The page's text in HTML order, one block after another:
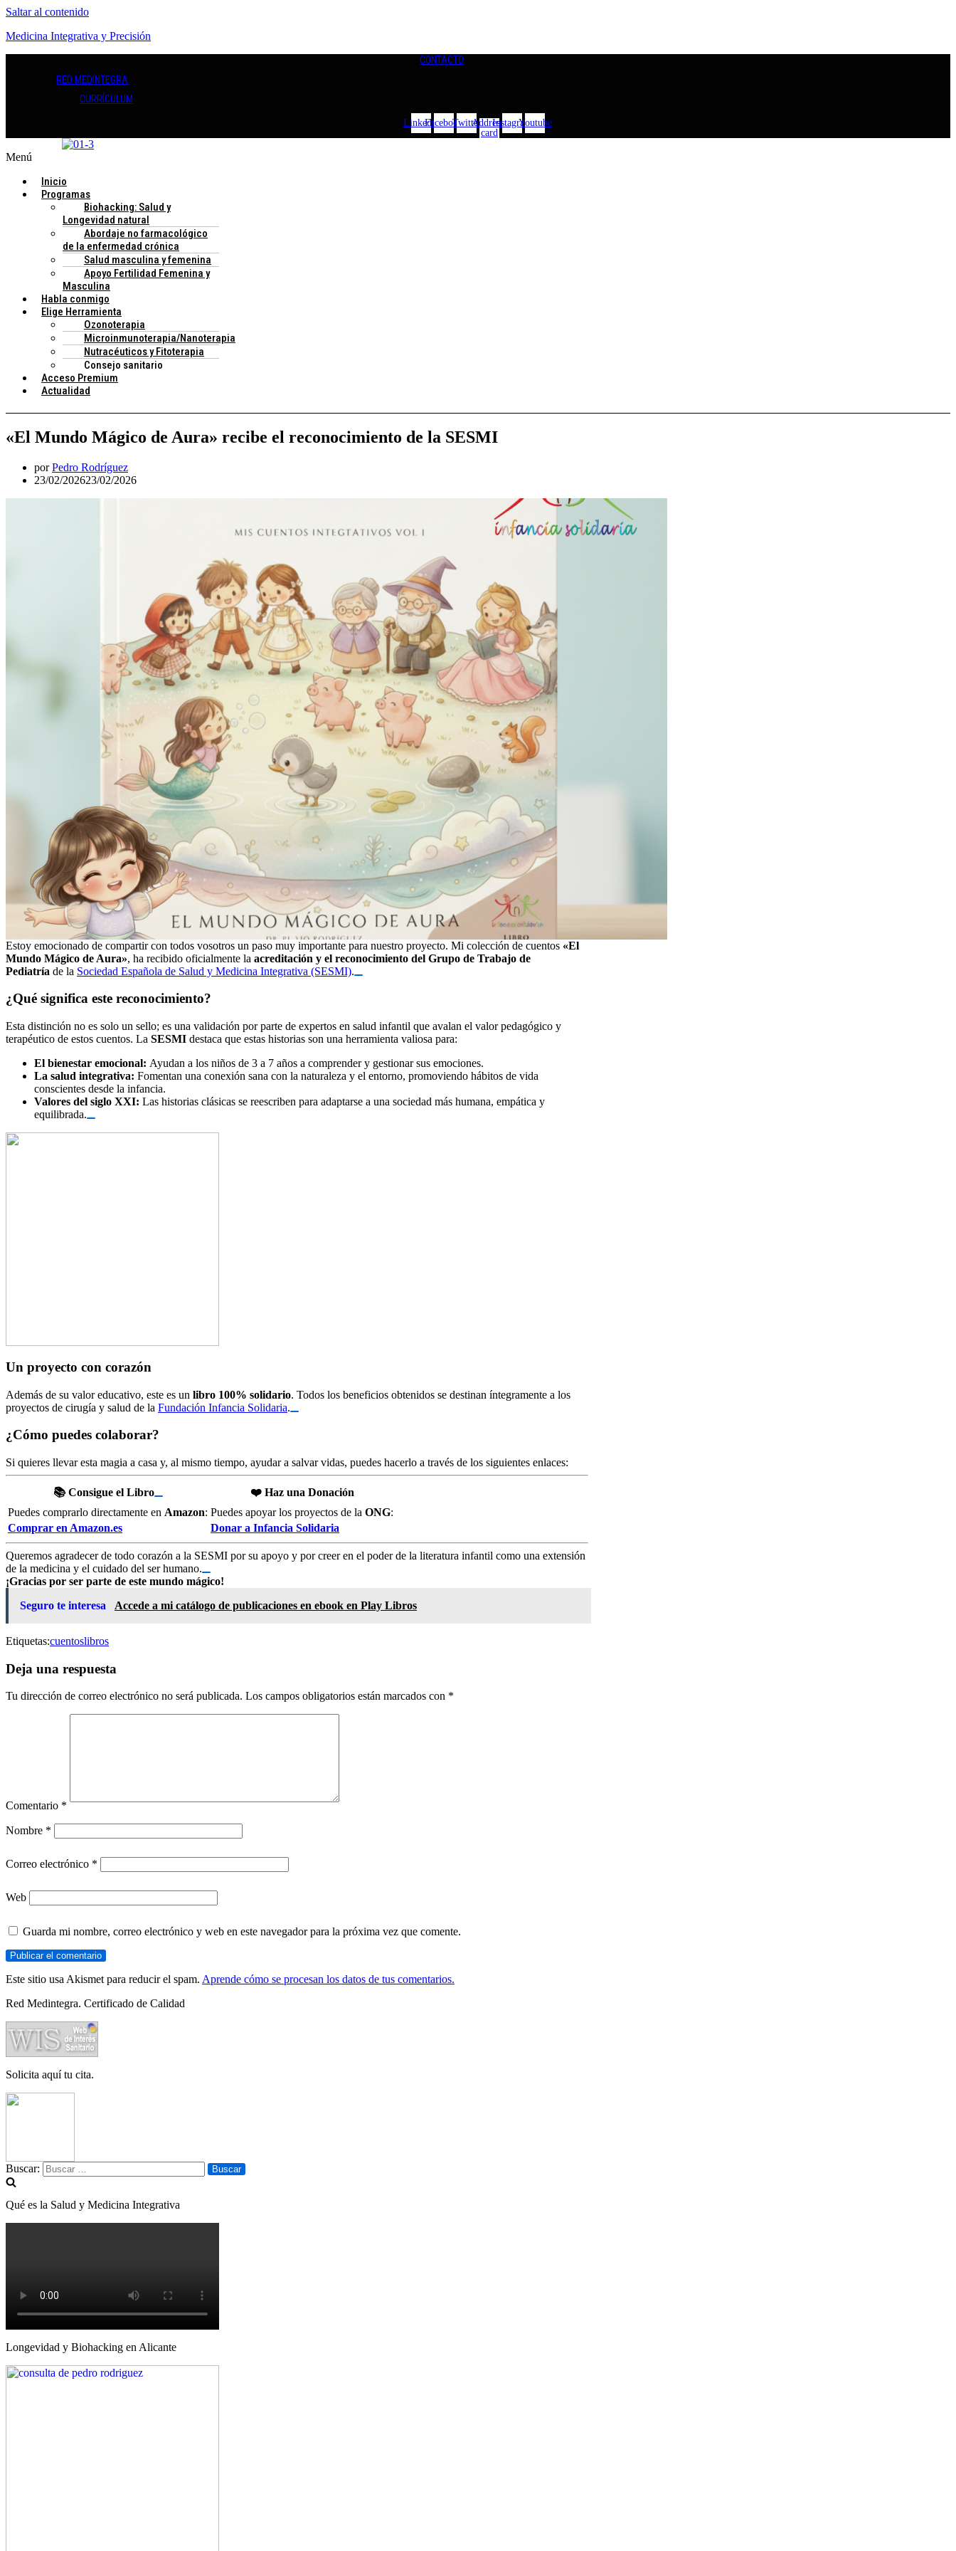
Saltar al contenido
Medicina Integrativa y Precisión
CONTACTO
RED MEDINTEGRA
CURRÍCULUM
LinkedinFacebookTwitterAddress-
card
InstagramYoutube
Menú
Inicio
Programas
Biohacking: Salud y
Longevidad natural
Abordaje no farmacológico
de la enfermedad crónica
Salud masculina y femenina
Apoyo Fertilidad Femenina y
Masculina
Habla conmigo
Elige Herramienta
Ozonoterapia
Microinmunoterapia/Nanoterapia
Nutracéuticos y Fitoterapia
Consejo sanitario
Acceso Premium
Actualidad
«El Mundo Mágico de Aura» recibe el reconocimiento de la SESMI
porPedro Rodríguez
23/02/202623/02/2026
Estoy emocionado de compartir con todos vosotros un paso muy importante para nuestro proyecto. Mi colección de cuentos «El
Mundo Mágico de Aura», ha recibido oficialmente la acreditación y el reconocimiento del Grupo de Trabajo de
Pediatría de la Sociedad Española de Salud y Medicina Integrativa (SESMI).
¿Qué significa este reconocimiento?
Esta distinción no es solo un sello; es una validación por parte de expertos en salud infantil que avalan el valor pedagógico y
terapéutico de estos cuentos. La SESMI destaca que estas historias son una herramienta valiosa para:
El bienestar emocional: Ayudan a los niños de 3 a 7 años a comprender y gestionar sus emociones.
La salud integrativa: Fomentan una conexión sana con la naturaleza y el entorno, promoviendo hábitos de vida
conscientes desde la infancia.
Valores del siglo XXI: Las historias clásicas se reescriben para adaptarse a una sociedad más humana, empática y
equilibrada.
Un proyecto con corazón
Además de su valor educativo, este es un libro 100% solidario. Todos los beneficios obtenidos se destinan íntegramente a los
proyectos de cirugía y salud de la Fundación Infancia Solidaria.
¿Cómo puedes colaborar?
Si quieres llevar esta magia a casa y, al mismo tiempo, ayudar a salvar vidas, puedes hacerlo a través de los siguientes enlaces:
📚 Consigue el Libro
❤️ Haz una Donación
Puedes comprarlo directamente en Amazon: Puedes apoyar los proyectos de la ONG:
Comprar en Amazon.es
Donar a Infancia Solidaria
Queremos agradecer de todo corazón a la SESMI por su apoyo y por creer en el poder de la literatura infantil como una extensión
de la medicina y el cuidado del ser humano.
¡Gracias por ser parte de este mundo mágico!
Seguro te interesa
Accede a mi catálogo de publicaciones en ebook en Play Libros
Etiquetas:cuentoslibros
Deja una respuesta
Tu dirección de correo electrónico no será publicada. Los campos obligatorios están marcados con *
Comentario *
Nombre *
Correo electrónico *
Web
Guarda mi nombre, correo electrónico y web en este navegador para la próxima vez que comente.
Este sitio usa Akismet para reducir el spam. Aprende cómo se procesan los datos de tus comentarios.
Red Medintegra. Certificado de Calidad
Solicita aquí tu cita.
Buscar:
Qué es la Salud y Medicina Integrativa
Longevidad y Biohacking en Alicante